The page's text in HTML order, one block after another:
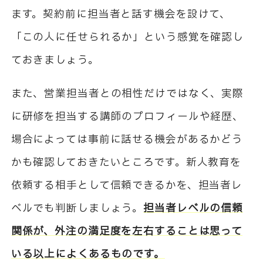
ます。契約前に担当者と話す機会を設けて、
「この人に任せられるか」という感覚を確認し
ておきましょう。
また、営業担当者との相性だけではなく、実際
に研修を担当する講師のプロフィールや経歴、
場合によっては事前に話せる機会があるかどう
かも確認しておきたいところです。新人教育を
依頼する相手として信頼できるかを、担当者レ
ベルでも判断しましょう。担当者レベルの信頼
関係が、外注の満足度を左右することは思って
いる以上によくあるものです。